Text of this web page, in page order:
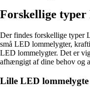
Forskellige
Der findes forskellige typer
små LED lommelygter,
LED lommelygter. Det er
afhængigt af dine behov og
Lille LED lommelygte